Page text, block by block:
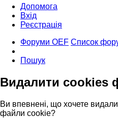
Допомога
Вхід
Реєстрація
Форуми OEF Список
Пошук
Видалити cookies
Ви впевнені, що хочете
файли cookie?